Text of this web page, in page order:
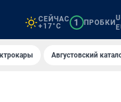
СЕЙЧАС
+17°C
1 ПРОБКИ
Августовский